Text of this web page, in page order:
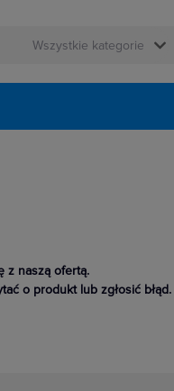

z naszą ofertą.
o produkt lub zgłosić błąd.